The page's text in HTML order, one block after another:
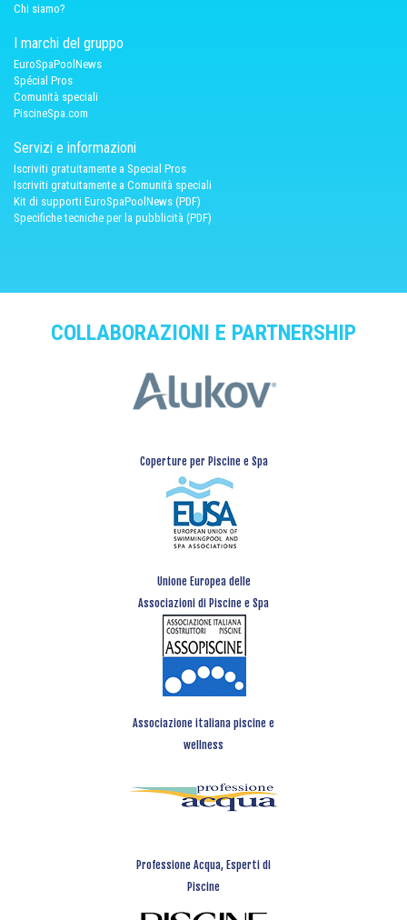
Chi siamo?
I marchi del gruppo
EuroSpaPoolNews
Spécial Pros
Comunità speciali
PiscineSpa.com
Servizi e informazioni
Iscriviti gratuitamente a Special Pros
Iscriviti gratuitamente a Comunità speciali
Kit di supporti EuroSpaPoolNews (PDF)
Specifiche tecniche per la pubblicità (PDF)
COLLABORAZIONI E PARTNERSHIP
Coperture per Piscine e Spa
Unione Europea delle
Associazioni di Piscine e Spa
Associazione italiana piscine e
wellness
Professione Acqua, Esperti di
Piscine